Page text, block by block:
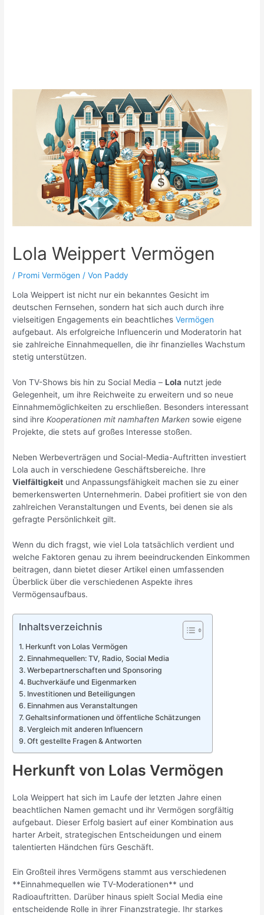
Lola Weippert Vermögen
/ Promi Vermögen / Von Paddy
Lola Weippert ist nicht nur ein bekanntes Gesicht im
deutschen Fernsehen, sondern hat sich auch durch ihre
vielseitigen Engagements ein beachtlichesVermögen
aufgebaut. Als erfolgreiche Influencerin und Moderatorin hat
sie zahlreiche Einnahmequellen, die ihr finanzielles Wachstum
stetig unterstützen.
Von TV-Shows bis hin zu Social Media –Lola nutzt jede
Gelegenheit, um ihre Reichweite zu erweitern und so neue
Einnahmemöglichkeiten zu erschließen. Besonders interessant
sind ihreKooperationen mit namhaften Marken sowie eigene
Projekte, die stets auf großes Interesse stoßen.
Neben Werbeverträgen und Social-Media-Auftritten investiert
Lola auch in verschiedene Geschäftsbereiche. Ihre
Vielfältigkeit und Anpassungsfähigkeit machen sie zu einer
bemerkenswerten Unternehmerin. Dabei profitiert sie von den
zahlreichen Veranstaltungen und Events, bei denen sie als
gefragte Persönlichkeit gilt.
Wenn du dich fragst, wie viel Lola tatsächlich verdient und
welche Faktoren genau zu ihrem beeindruckenden Einkommen
beitragen, dann bietet dieser Artikel einen umfassenden
Überblick über die verschiedenen Aspekte ihres
Vermögensaufbaus.
Inhaltsverzeichnis
Herkunft von Lolas Vermögen
Einnahmequellen: TV, Radio, Social Media
Werbepartnerschaften und Sponsoring
Buchverkäufe und Eigenmarken
Investitionen und Beteiligungen
Einnahmen aus Veranstaltungen
Gehaltsinformationen und öffentliche Schätzungen
Vergleich mit anderen Influencern
Oft gestellte Fragen & Antworten
Herkunft von Lolas Vermögen
Lola Weippert hat sich im Laufe der letzten Jahre einen
beachtlichen Namen gemacht und ihr Vermögen sorgfältig
aufgebaut. Dieser Erfolg basiert auf einer Kombination aus
harter Arbeit, strategischen Entscheidungen und einem
talentierten Händchen fürs Geschäft.
Ein Großteil ihres Vermögens stammt aus verschiedenen
**Einnahmequellen wie TV-Moderationen** und
Radioauftritten. Darüber hinaus spielt Social Media eine
entscheidende Rolle in ihrer Finanzstrategie. Ihr starkes